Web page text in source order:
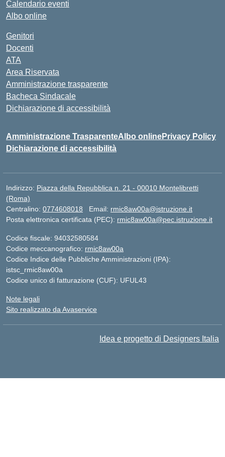
Calendario eventi
Albo online
Genitori
Docenti
ATA
Area Riservata
Amministrazione trasparente
Bacheca Sindacale
Dichiarazione di accessibilità
Amministrazione TrasparenteAlbo onlinePrivacy Policy
Dichiarazione di accessibilità
Indirizzo: Piazza della Repubblica n. 21 - 00010 Montelibretti
(Roma)
Centralino: 0774608018 Email: rmic8aw00a@istruzione.it
Posta elettronica certificata (PEC): rmic8aw00a@pec.istruzione.it
Codice fiscale: 94032580584
Codice meccanografico: rmic8aw00a
Codice Indice delle Pubbliche Amministrazioni (IPA):
istsc_rmic8aw00a
Codice unico di fatturazione (CUF): UFUL43
Note legali
Sito realizzato da Avaservice
Idea e progetto di Designers Italia